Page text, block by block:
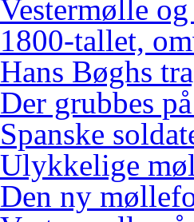
Vestermølle
1800-tallet,
Hans Bøghs
Der grubbes
Spanske
Ulykkelige
Den ny